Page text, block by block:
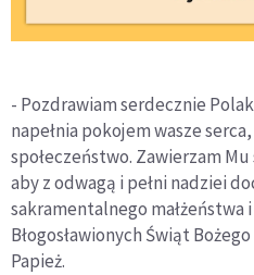
- Pozdrawiam serdecznie
napełnia pokojem wasze
społeczeństwo. Zawierzam
aby z odwagą i pełni nadziei
sakramentalnego małżeństwa
Błogosławionych Świąt
Papież.